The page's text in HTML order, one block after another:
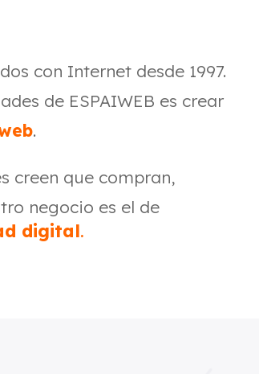
con Internet desde 1997.
de ESPAIWEB es crear
.
creen que compran,
negocio es el de
digital.